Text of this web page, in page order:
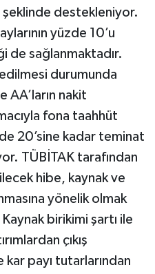
şeklinde destekleniyor.
yüzde 10’u
de sağlanmaktadır.
durumunda
AA’ların nakit
fona taahhüt
20’sine kadar teminat
TÜBİTAK tarafından
hibe, kaynak ve
yönelik olmak
birikimi şartı ile
çıkış
kar payı tutarlarından